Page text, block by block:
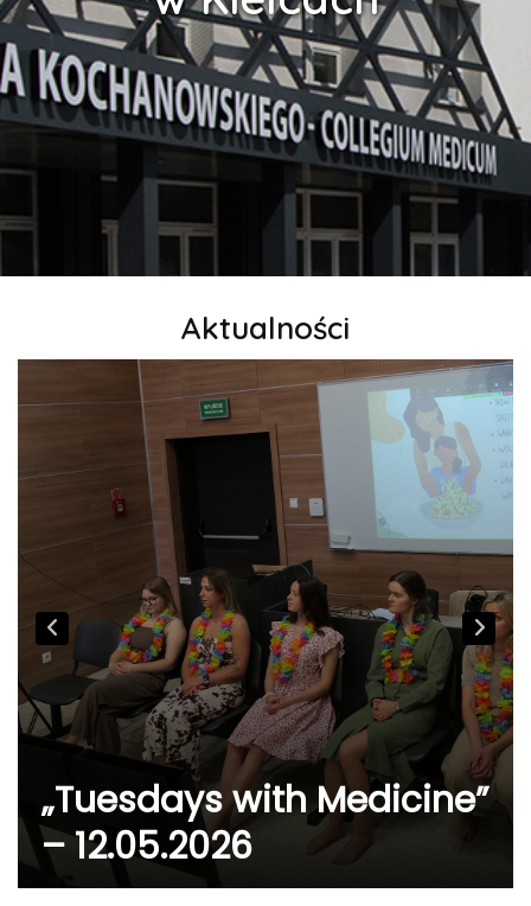
Aktualności
„Tuesdays with Medicine”
– 12.05.2026